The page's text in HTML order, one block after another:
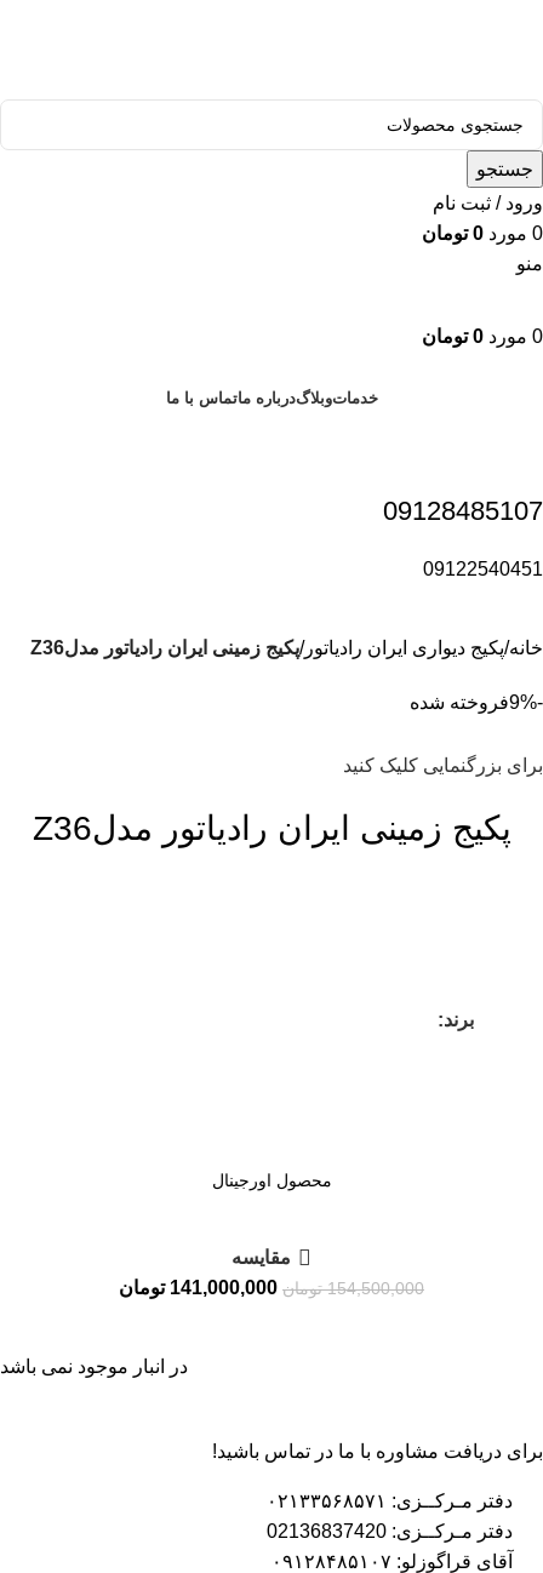
جستجو
ورود / ثبت نام
0 مورد 0 تومان
منو
0 مورد 0 تومان
خدماتوبلاگدرباره ماتماس با ما
09128485107
09122540451
خانه پکیج دیواری ایران رادیاتور پکیج زمینی ایران رادیاتور مدلZ36
-9% فروخته شده
برای بزرگنمایی کلیک کنید
پکیج زمینی ایران رادیاتور مدلZ36
برند:
محصول اورجینال
مقايسه
154,500,000 تومان 141,000,000 تومان
در انبار موجود نمی باشد
برای دریافت مشاوره با ما در تماس باشید!
دفتر مـرکــزی: ۰۲۱۳۳۵۶۸۵۷۱
دفتر مـرکــزی: 02136837420
آقای قراگوزلو: ۰۹۱۲۸۴۸۵۱۰۷